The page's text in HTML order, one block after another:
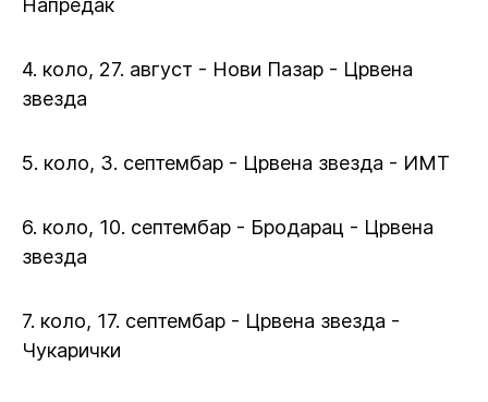
Напредак
4. коло, 27. август - Нови Пазар - Црвена
звезда
5. коло, 3. септембар - Црвена звезда - ИМТ
6. коло, 10. септембар - Бродарац - Црвена
звезда
7. коло, 17. септембар - Црвена звезда -
Чукарички